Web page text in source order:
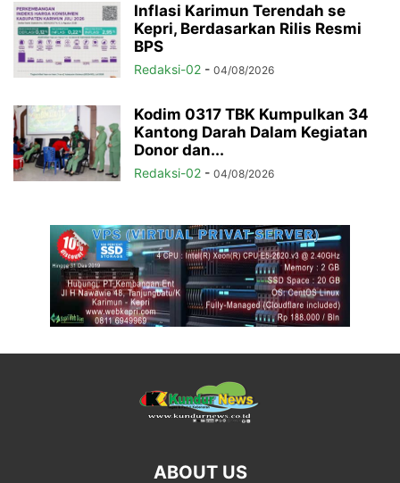
Inflasi Karimun Terendah se
Kepri, Berdasarkan Rilis Resmi
BPS
Redaksi-02 - 04/08/2026
Kodim 0317 TBK Kumpulkan 34
Kantong Darah Dalam Kegiatan
Donor dan...
Redaksi-02 - 04/08/2026
ABOUT US